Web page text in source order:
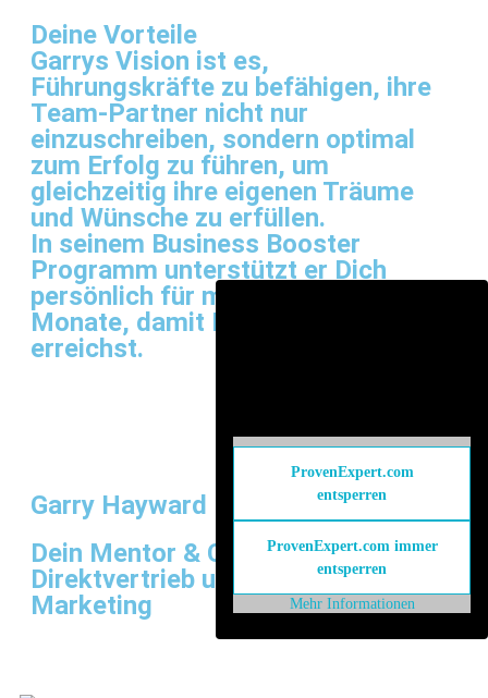
Deine Vorteile
Garrys Vision ist es,
Führungskräfte zu befähigen, ihre
Team-Partner nicht nur
einzuschreiben, sondern optimal
zum Erfolg zu führen, um
gleichzeitig ihre eigenen Träume
und Wünsche zu erfüllen.
In seinem Business Booster
Programm unterstützt er Dich
persönlich für mindestens 6
Monate, damit Du genau dieses Ziel
erreichst.
Garry Hayward
Dein Mentor & Coach im
Direktvertrieb und Network
Marketing
ProvenExpert.com
entsperren
ProvenExpert.com immer
entsperren
Mehr Informationen